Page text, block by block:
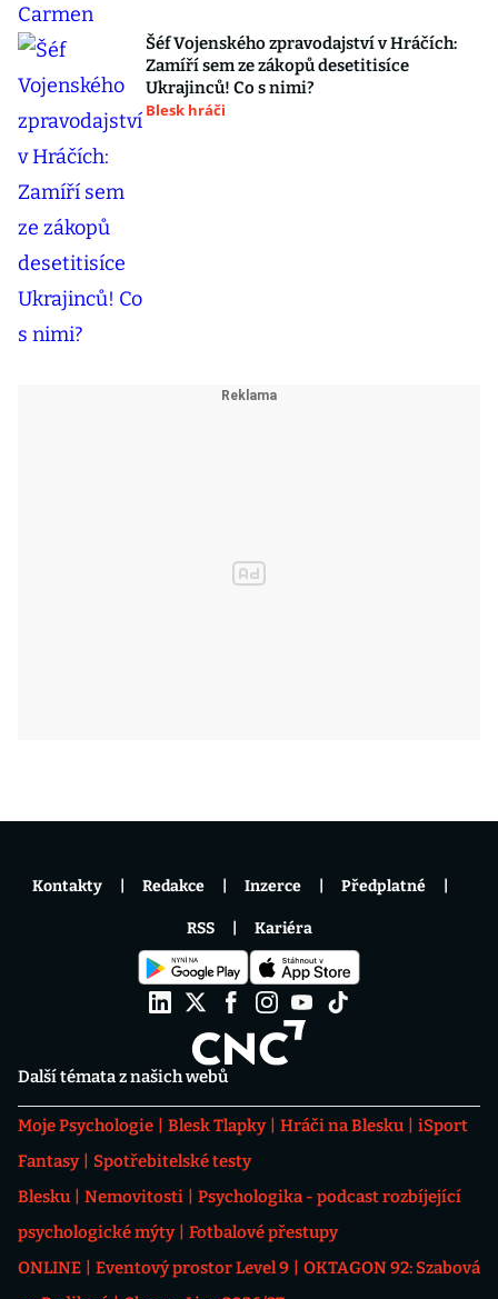
Šéf Vojenského zpravodajství v Hráčích:
Zamíří sem ze zákopů desetitisíce
Ukrajinců! Co s nimi?
Blesk hráči
Další témata z našich webů
Moje Psychologie Blesk Tlapky Hráči na Blesku
iSport
Fantasy
Spotřebitelské testy
Blesku
Nemovitosti
Psychologika - podcast rozbíjející
psychologické mýty
Fotbalové přestupy
ONLINE
Eventový prostor Level 9
OKTAGON 92: Szabová
Kontakty Redakce Inzerce Předplatné
RSS Kariéra